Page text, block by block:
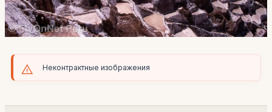
Неконтрактные изображения